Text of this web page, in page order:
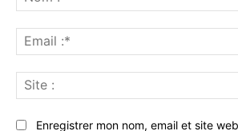
Enregistrer mon nom, email et site